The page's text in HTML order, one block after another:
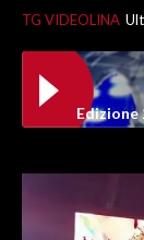
INSULARITÀ
ANNUNCI
TG VIDEOLINA
Edizione